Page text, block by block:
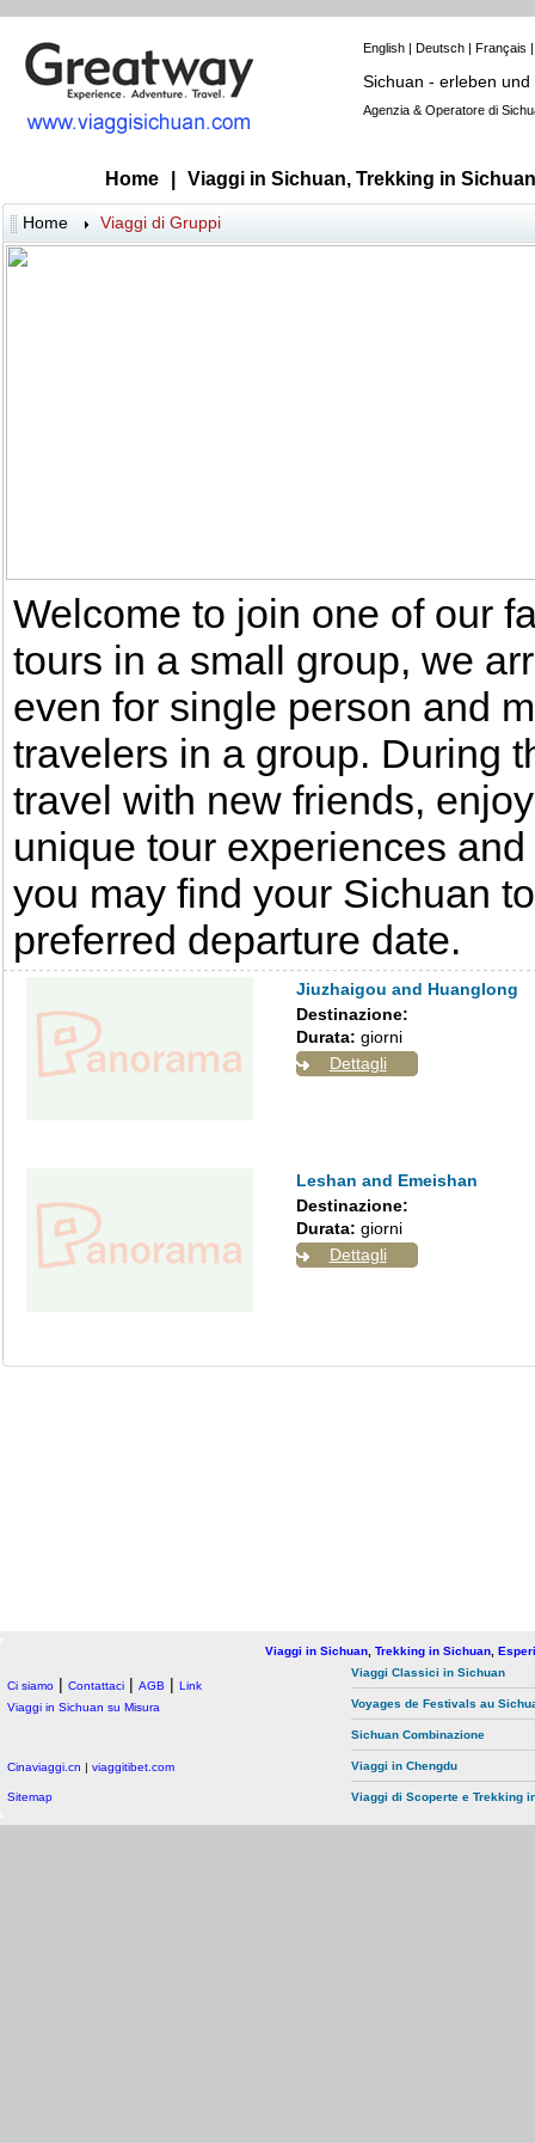
English |Deutsch |Français
Sichuan - erleben
Agenzia & Operatore di
Home Viaggi in Sichuan, Trekking in
Home Viaggi di Gruppi
Welcome to join one of our
tours in a small group, we
even for single person and
travelers in a group. During
travel with new friends,
unique tour experiences
you may find your Sichuan
preferred departure date.
Jiuzhaigou and Huanglong
Destinazione:
Durata: giorni
Dettagli
Leshan and Emeishan
Destinazione:
Durata: giorni
Dettagli
Ci siamo | Contattaci | AGB | Link
Viaggi in Sichuan su Misura
Viaggi in Sichuan, Trekking in Sichuan,
Viaggi Classici in Sichuan
Voyages de Festivals au
Sichuan Combinazione
Viaggi in Chengdu
Viaggi di Scoperte e Trekking
Cinaviaggi.cn | viaggitibet.com
Sitemap